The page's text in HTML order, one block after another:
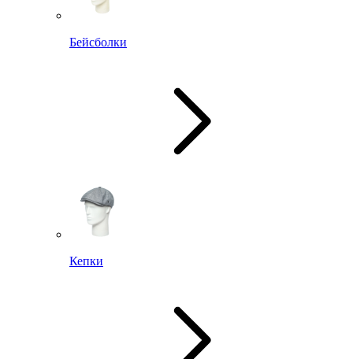
Бейсболки
Кепки